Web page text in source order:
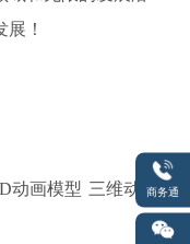
！
动画模型 三维动画制
商务通